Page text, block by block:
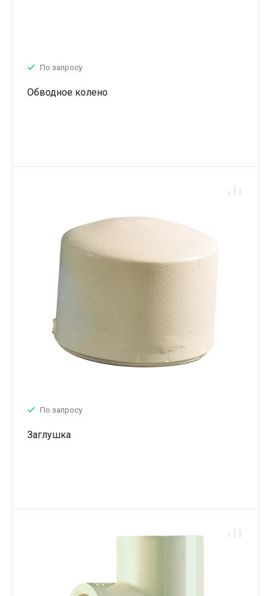
По запросу
Обводное колено
По запросу
Заглушка